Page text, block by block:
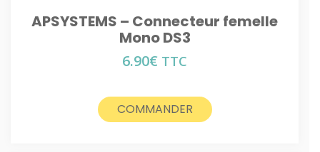
APSYSTEMS – Connecteur femelle
Mono DS3
6.90€ TTC
COMMANDER